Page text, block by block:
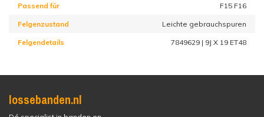
Passend für F15 F16
Felgenzustand Leichte gebrauchspuren
Felgendetails 7849629 | 9J X 19 ET48
lossebanden.nl